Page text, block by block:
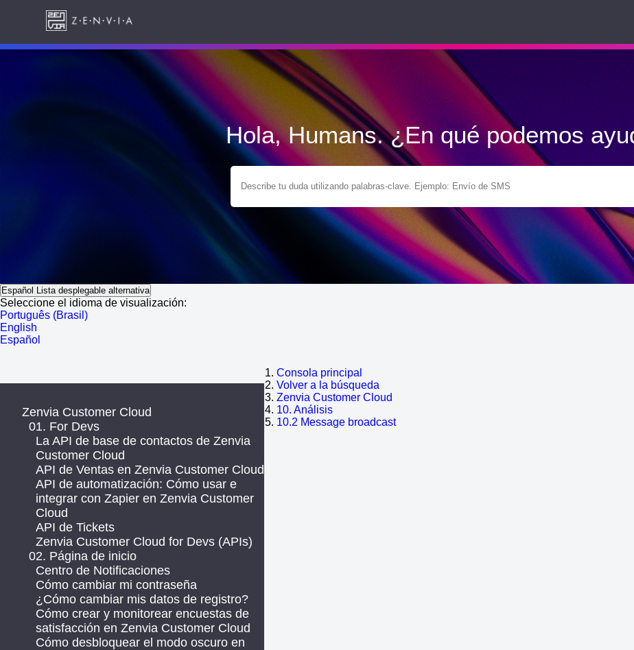
Hola, Humans. ¿En qué podemos
Español Lista desplegable alternativa
Seleccione el idioma de visualización:
Português (Brasil)
English
Español
Consola principal
Volver a la búsqueda
Zenvia Customer Cloud
10. Análisis
10.2 Message broadcast
Zenvia Customer Cloud
01. For Devs
La API de base de contactos de Zenvia
Customer Cloud
API de Ventas en Zenvia Customer Cloud
API de automatización: Cómo usar e
integrar con Zapier en Zenvia Customer
Cloud
API de Tickets
Zenvia Customer Cloud for Devs (APIs)
02. Página de inicio
Centro de Notificaciones
Cómo cambiar mi contraseña
¿Cómo cambiar mis datos de registro?
Cómo crear y monitorear encuestas de
satisfacción en Zenvia Customer Cloud
Cómo desbloquear el modo oscuro en